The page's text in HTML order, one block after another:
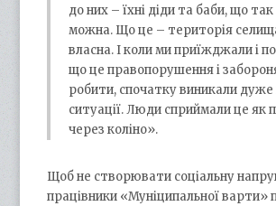
до них – їхні діди та баби, що
можна. Що це – територія
власна. І коли ми приїжджали і
що це правопорушення і
робити, спочатку виникали дуже
ситуації. Люди сприймали це як
через коліно».
Щоб не створювати соціальну
працівники «Муніципальної варти»